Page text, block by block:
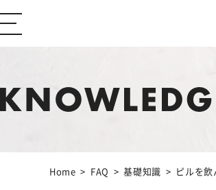
ABOUT Ibiza Beauty
CONTENTSコンテンツサイト
Home FAQ 基礎知識 ピルを